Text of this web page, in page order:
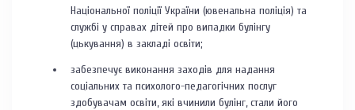
Національної поліції України (ювенальна поліція) та
службі у справах дітей про випадки булінгу
(цькування) в закладі освіти;
забезпечує виконання заходів для надання
соціальних та психолого-педагогічних послуг
здобувачам освіти, які вчинили булінг, стали його